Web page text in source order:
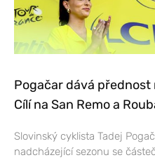
Pogačar dává
Cílí na San Remo a
Slovinský cyklista Tadej
nadcházející sezonu se